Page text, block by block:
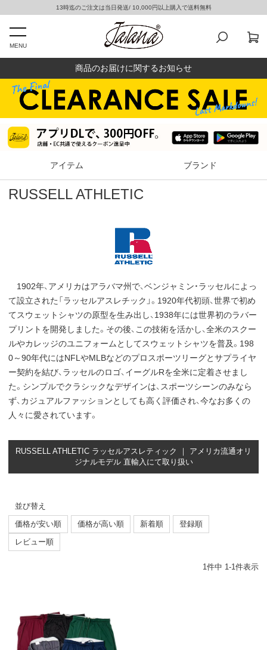
13時迄のご注文は当日発送/ 10,000円以上購入で送料無料
MENU
商品のお届けに関するお知らせ
アイテム ブランド
RUSSELL ATHLETIC
1902年、アメリカはアラバマ州で、ベンジャミン・ラッセルによっ
て設立された「ラッセルアスレチック」。1920年代初頭、世界で初め
てスウェットシャツの原型を生み出し、1938年には世界初のラバー
プリントを開発しました。その後、この技術を活かし、全米のスクー
ルやカレッジのユニフォームとしてスウェットシャツを普及。198
0～90年代にはNFLやMLBなどのプロスポーツリーグとサプライヤ
ー契約を結び、ラッセルのロゴ、イーグルRを全米に定着させまし
た。シンプルでクラシックなデザインは、スポーツシーンのみなら
ず、カジュアルファッションとしても高く評価され、今なお多くの
人々に愛されています。
RUSSELL ATHLETIC ラッセルアスレティック ｜ アメリカ流通オリ
ジナルモデル 直輸入にて取り扱い
並び替え
価格が安い順
価格が高い順 新着順
登録順
レビュー順
1件中 1-1件表示